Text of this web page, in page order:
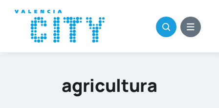
contenido
agricultura